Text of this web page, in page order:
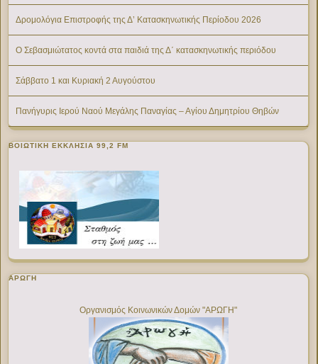
Δρομολόγια Επιστροφής της Δ’ Κατασκηνωτικής Περίοδου 2026
Ο Σεβασμιώτατος κοντά στα παιδιά της Δ΄ κατασκηνωτικής περιόδου
Σάββατο 1 και Κυριακή 2 Αυγούστου
Πανήγυρις Ιερού Ναού Μεγάλης Παναγίας – Αγίου Δημητρίου Θηβών
ΒΟΙΩΤΙΚΉ ΕΚΚΛΗΣΊΑ 99,2 FM
ΑΡΩΓΗ
Οργανισμός Κοινωνικών Δομών "ΑΡΩΓΗ"